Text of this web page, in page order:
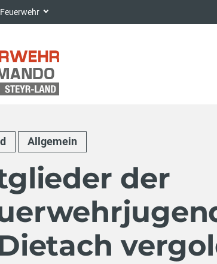
Feuerwehr
Allgemein
der